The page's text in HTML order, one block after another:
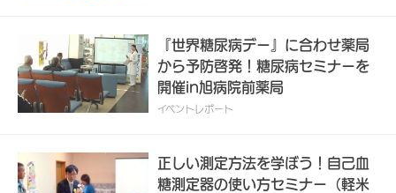
『世界糖尿病デー』に合わせ薬局
から予防啓発！糖尿病セミナーを
開催in旭病院前薬局
イベントレポート
正しい測定方法を学ぼう！自己血
糖測定器の使い方セミナー（軽米